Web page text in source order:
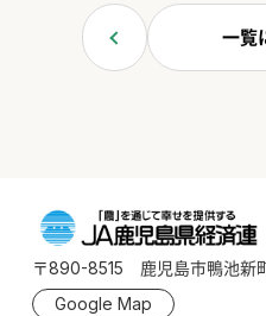
一覧
〒890-8515 鹿児島市鴨池新
Google Map